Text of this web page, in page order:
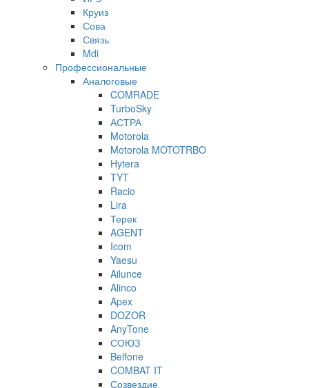
Круиз
Сова
Связь
Mdi
Профессиональные
Аналоговые
COMRADE
TurboSky
АСТРА
Motorola
Motorola MOTOTRBO
Hytera
TYT
Racio
Lira
Терек
AGENT
Icom
Yaesu
Ailunce
Alinco
Apex
DOZOR
AnyTone
СОЮЗ
Belfone
COMBAT IT
Созвездие